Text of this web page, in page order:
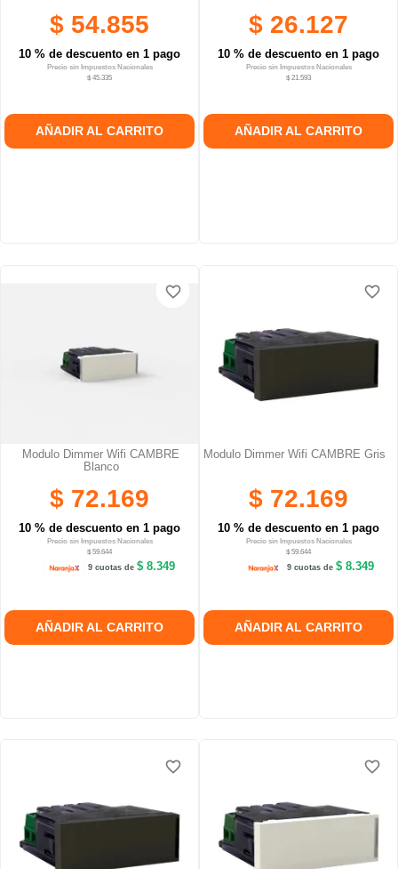
$ 54.855
10 % de descuento en 1 pago
Precio sin Impuestos Nacionales
$ 45.335
AÑADIR AL CARRITO
$ 26.127
10 % de descuento en 1 pago
Precio sin Impuestos Nacionales
$ 21.593
AÑADIR AL CARRITO
Modulo Dimmer Wifi CAMBRE
Blanco
$ 72.169
10 % de descuento en 1 pago
Precio sin Impuestos Nacionales
$ 59.644
9 cuotas de $ 8.349
AÑADIR AL CARRITO
favorite_border
favorite_border
favorite_border
Modulo Dimmer Wifi CAMBRE Gris
$ 72.169
10 % de descuento en 1 pago
Precio sin Impuestos Nacionales
$ 59.644
9 cuotas de $ 8.349
AÑADIR AL CARRITO
favorite_border
favorite_border
favorite_border
favorite_border
favorite_border
favorite_border favorite_border
favorite_border
favorite_border